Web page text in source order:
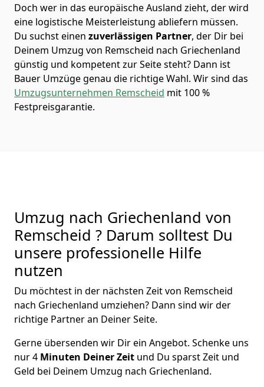
Doch wer in das europäische Ausland zieht, der wird
eine logistische Meisterleistung abliefern müssen.
Du suchst einen zuverlässigen Partner, der Dir bei
Deinem Umzug von Remscheid nach Griechenland
günstig und kompetent zur Seite steht? Dann ist
Bauer Umzügegenau die richtige Wahl. Wir sind das
Umzugsunternehmen Remscheid mit 100 %
Festpreisgarantie.
Umzug nach Griechenland von
Remscheid ? Darum solltest Du
unsere professionelle Hilfe
nutzen
Du möchtest in der nächsten Zeit von Remscheid
nach Griechenland umziehen? Dann sind wir der
richtige Partner an Deiner Seite.
Gerne übersenden wir Dir ein Angebot. Schenke uns
nur4 Minuten Deiner Zeit und Du sparst Zeit und
Geld bei Deinem Umzug nach Griechenland.